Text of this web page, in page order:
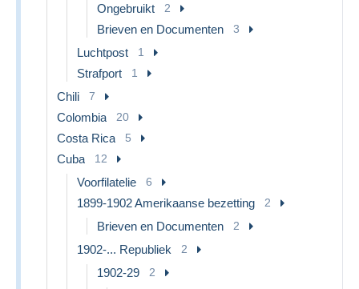
Ongebruikt 2
Brieven en Documenten 3
Luchtpost 1
Strafport 1
Chili 7
Colombia 20
Costa Rica 5
Cuba 12
Voorfilatelie 6
1899-1902 Amerikaanse bezetting 2
Brieven en Documenten 2
1902-... Republiek 2
1902-29 2